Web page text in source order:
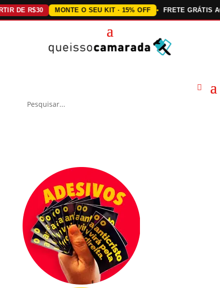
R$30 MONTE O SEU KIT · 15% OFF FRETE GRÁTIS ACIMA